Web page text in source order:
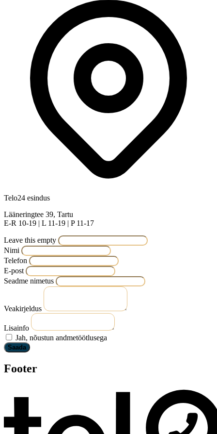
Telo24 esindus
Lääneringtee 39, Tartu
E-R 10-19 | L 11-19 | P 11-17
Leave this empty
Nimi
Telefon
E-post
Seadme nimetus
Veakirjeldus
Lisainfo
Jah, nõustun andmetöötlusega
Saada
Footer